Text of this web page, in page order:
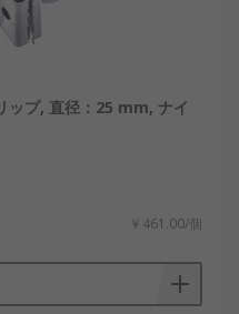
ップ, 直径：25 mm, ナイ
￥461.00/個